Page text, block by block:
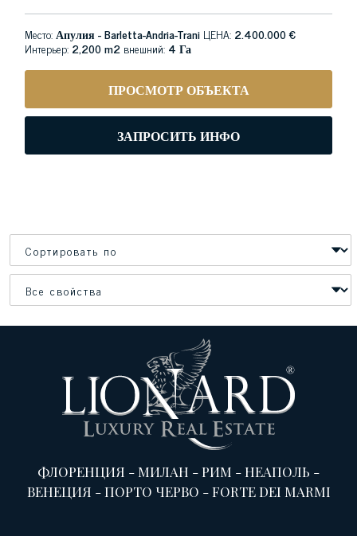
Место:Апулия - Barletta-Andria-Trani ЦЕНА: 2.400.000 €
Интерьер: 2,200 m2 внешний: 4 Га
ПРОСМОТР ОБЪЕКТА
ЗАПРОСИТЬ ИНФО
ФЛОРЕНЦИЯ -МИЛАН -РИМ -НЕАПОЛЬ -
ВЕНЕЦИЯ -ПОРТО ЧЕРВО -FORTE DEI MARMI